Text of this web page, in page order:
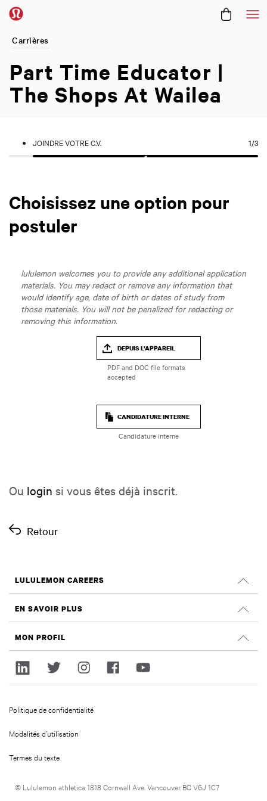
Carrières
Part Time Educator |
The Shops At Wailea
JOINDRE VOTRE C.V. 1/3
Choisissez une option pour
postuler
lululemon welcomes you to provide any additional application
materials. You may redact or remove any information that
would identify age, date of birth or dates of study from
those materials. You will not be penalized for redacting or
removing this information.
DEPUIS L’APPAREIL
CANDIDATURE INTERNE
Candidature interne
Ou login si vous êtes déjà inscrit.
Retour
LULULEMON CAREERS
Rechercher les emplois
EN SAVOIR PLUS
Durabilité et impact social
lululemon.com
MON PROFIL
S'identifier
© Lululemon athletica 1818 Cornwall Ave, Vancouver BC V6J 1C7
Politique de confidentialité
Modalités d’utilisation
Termes du texte